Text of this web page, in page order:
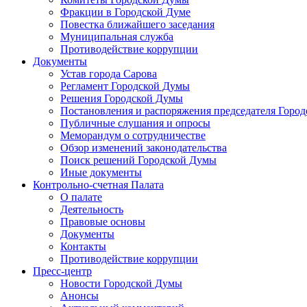
Фракции в Городской Думе
Повестка ближайшего заседания
Муниципальная служба
Противодействие коррупции
Документы
Устав города Сарова
Регламент Городской Думы
Решения Городской Думы
Постановления и распоряжения председателя
Публичные слушания и опросы
Меморандум о сотрудничестве
Обзор изменений законодательства
Поиск решений Городской Думы
Иные документы
Контрольно-счетная Палата
О палате
Деятельность
Правовые основы
Документы
Контакты
Противодействие коррупции
Пресс-центр
Новости Городской Думы
Анонсы